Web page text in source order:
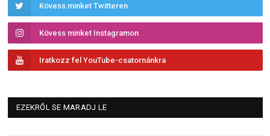
Kövess minket Twitteren
Kövess minket Instagramon
Iratkozz fel YouTube-csatornánkra
EZEKRŐL SE MARADJ LE